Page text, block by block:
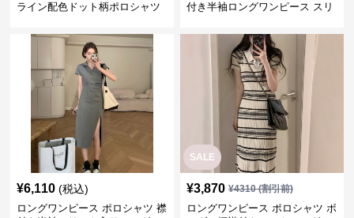
ライン配色ドット柄ポロシャツ
付き半袖ロングワンピース スリ
¥6,110 (税込)
ロングワンピース ポロシャツ 襟
SALE
¥3,870 ¥4310(割引前)
ロングワンピース ポロシャツ ボ